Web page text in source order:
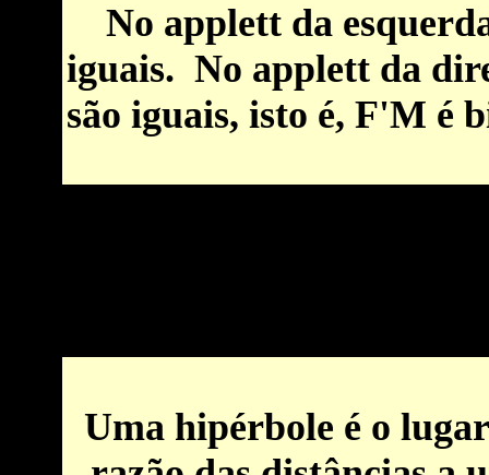
No applett da
iguais. No applett da
são iguais, isto é, F'M é
Uma hipérbole é o